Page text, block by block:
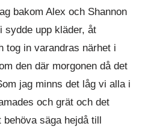
bakom Alex och Shannon
sydde upp kläder, åt
tog in varandras närhet i
den där morgonen då det
jag minns det låg vi alla i
och grät och det
säga hejdå till